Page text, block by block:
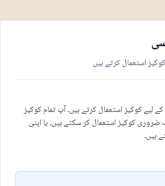
استعمال کرتے ہیں
کے لیے کوکیز استعمال کرتے ہیں۔ آپ تمام کوکیز
کوکیز استعمال کر سکتے ہیں، یا اپنی
ہیں۔